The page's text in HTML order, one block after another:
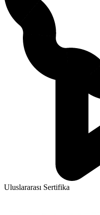
Uluslararası Sertifika